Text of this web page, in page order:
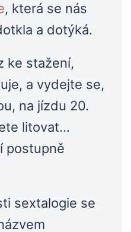
, která se nás
a dotýká.
ke stažení,
a vydejte se,
na jízdu 20.
litovat…
postupně
sextalogie se